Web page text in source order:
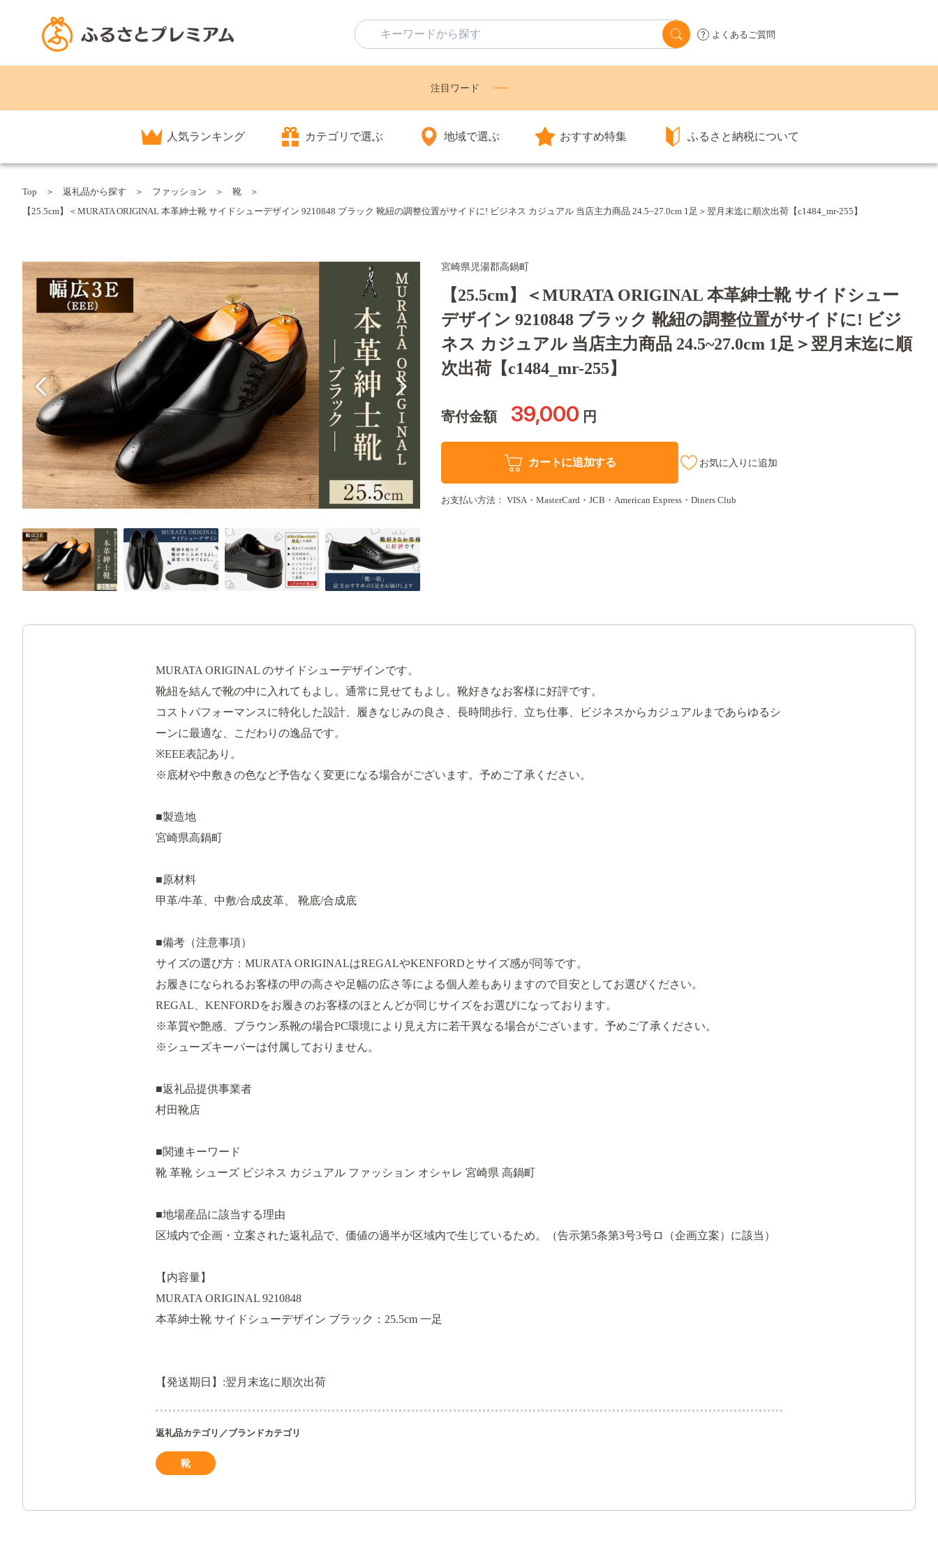
よくあるご質問
注目ワード
人気ランキング カテゴリで選ぶ 地域で選ぶ おすすめ特集 ふるさと納税について
Top 返礼品から探す ファッション
靴
【25.5cm】＜MURATA ORIGINAL 本革紳士靴 サイドシューデザイン 9210848 ブラック 靴紐の調整位置がサイドに! ビジネス カジュアル 当店主力商品 24.5~27.0cm 1足＞翌月末迄に順次出荷【c1484_mr-255】
宮崎県児湯郡高鍋町
【25.5cm】＜MURATA ORIGINAL 本革紳士靴 サイドシュー
デザイン 9210848 ブラック 靴紐の調整位置がサイドに! ビジ
ネス カジュアル 当店主力商品 24.5~27.0cm 1足＞翌月末迄に順
次出荷【c1484_mr-255】
寄付金額 39,000 円
カートに追加する お気に入りに追加
お支払い方法： VISA・MasterCard・JCB・American Express・Diners Club
MURATA ORIGINAL のサイドシューデザインです。
靴紐を結んで靴の中に入れてもよし。通常に見せてもよし。靴好きなお客様に好評です。
コストパフォーマンスに特化した設計、履きなじみの良さ、長時間歩行、立ち仕事、ビジネスからカジュアルまであらゆるシ
ーンに最適な、こだわりの逸品です。
※EEE表記あり。
※底材や中敷きの色など予告なく変更になる場合がございます。予めご了承ください。
■製造地
宮崎県高鍋町
■原材料
甲革/牛革、中敷/合成皮革、 靴底/合成底
■備考（注意事項）
サイズの選び方：MURATA ORIGINALはREGALやKENFORDとサイズ感が同等です。
お履きになられるお客様の甲の高さや足幅の広さ等による個人差もありますので目安としてお選びください。
REGAL、KENFORDをお履きのお客様のほとんどが同じサイズをお選びになっております。
※革質や艶感、ブラウン系靴の場合PC環境により見え方に若干異なる場合がございます。予めご了承ください。
※シューズキーパーは付属しておりません。
■返礼品提供事業者
村田靴店
■関連キーワード
靴 革靴 シューズ ビジネス カジュアル ファッション オシャレ 宮崎県 高鍋町
■地場産品に該当する理由
区域内で企画・立案された返礼品で、価値の過半が区域内で生じているため。（告示第5条第3号3号ロ（企画立案）に該当）
【内容量】
MURATA ORIGINAL 9210848
本革紳士靴 サイドシューデザイン ブラック：25.5cm 一足
【発送期日】:翌月末迄に順次出荷
返礼品カテゴリ／ブランドカテゴリ
靴